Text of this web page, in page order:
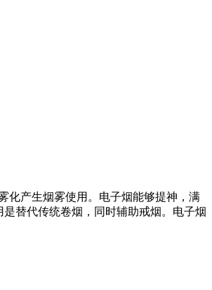
化产生烟雾使用。电子烟能够提神，满
替代传统卷烟，同时辅助戒烟。电子烟